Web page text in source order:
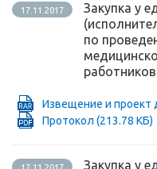
17.11.2017
Закупка у
по
Извещение и проект
Протокол (213.78 КБ)
17.11.2017
Закупка у